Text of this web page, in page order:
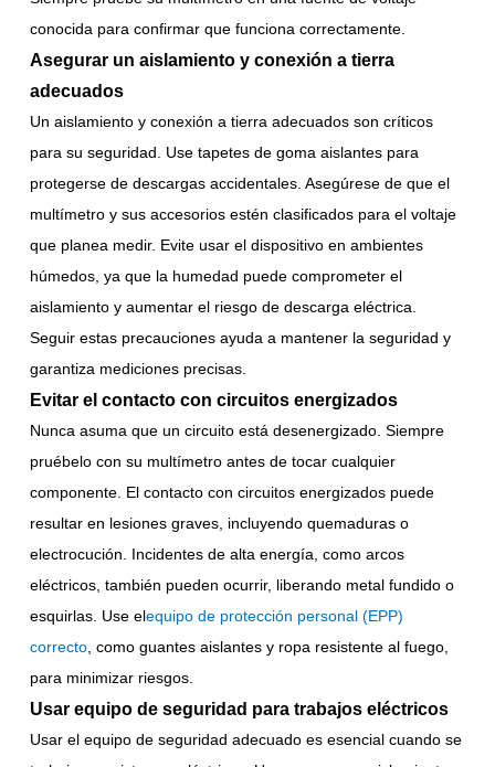
conocida para confirmar que funciona correctamente.
Asegurar un aislamiento y conexión a tierra
adecuados
Un aislamiento y conexión a tierra adecuados son críticos
para su seguridad. Use tapetes de goma aislantes para
protegerse de descargas accidentales. Asegúrese de que el
multímetro y sus accesorios estén clasificados para el voltaje
que planea medir. Evite usar el dispositivo en ambientes
húmedos, ya que la humedad puede comprometer el
aislamiento y aumentar el riesgo de descarga eléctrica.
Seguir estas precauciones ayuda a mantener la seguridad y
garantiza mediciones precisas.
Evitar el contacto con circuitos energizados
Nunca asuma que un circuito está desenergizado. Siempre
pruébelo con su multímetro antes de tocar cualquier
componente. El contacto con circuitos energizados puede
resultar en lesiones graves, incluyendo quemaduras o
electrocución. Incidentes de alta energía, como arcos
eléctricos, también pueden ocurrir, liberando metal fundido o
esquirlas. Use elequipo de protección personal (EPP)
correcto , como guantes aislantes y ropa resistente al fuego,
para minimizar riesgos.
Usar equipo de seguridad para trabajos eléctricos
Usar el equipo de seguridad adecuado es esencial cuando se